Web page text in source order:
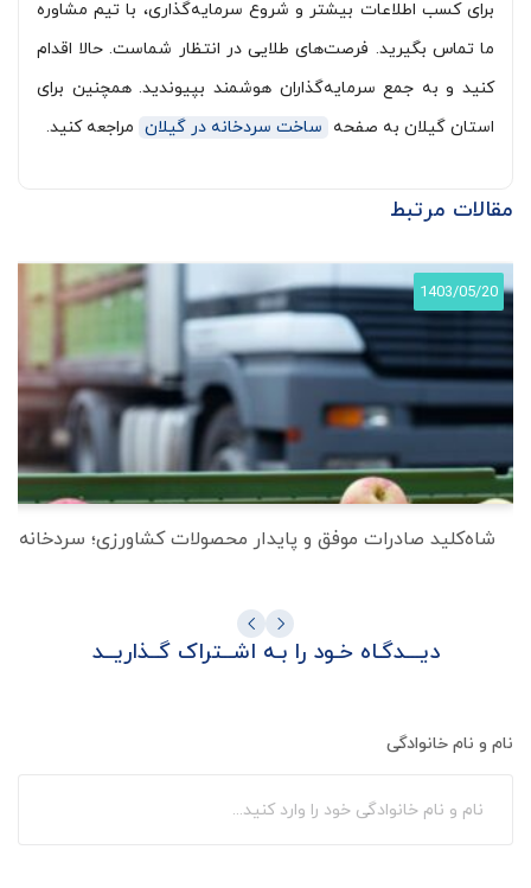
برای کسب اطلاعات بیشتر و شروع سرمایه‌گذاری، با تیم مشاوره
ما تماس بگیرید. فرصت‌های طلایی در انتظار شماست. حالا اقدام
کنید و به جمع سرمایه‌گذاران هوشمند بپیوندید. همچنین برای
استان گیلان به صفحه ساخت سردخانه در گیلان مراجعه کنید.
مقالات مرتبط
1403/05/20
شاه‌کلید صادرات موفق و پایدار محصولات کشاورزی؛ سردخانه
دیـــدگـاه خـود را بـه اشــتراک گــذاریــد
نام و نام خانوادگی